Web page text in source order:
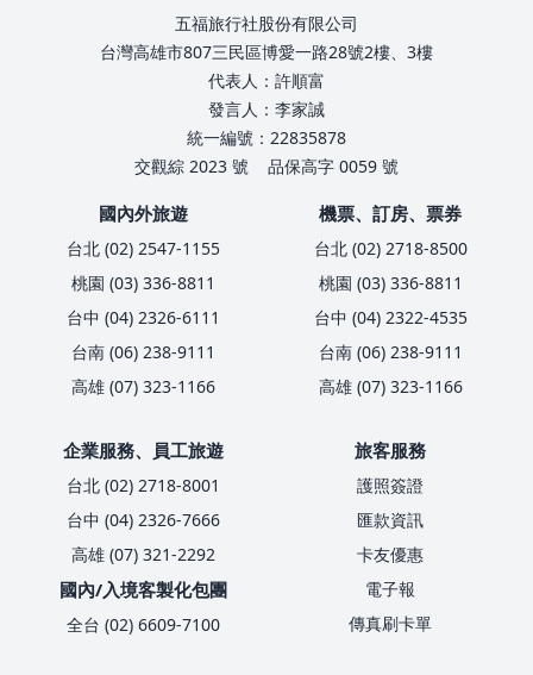
五福旅行社股份有限公司
台灣高雄市807三民區博愛一路28號2樓、3樓
代表人：許順富
發言人：李家誠
統一編號：22835878
交觀綜 2023 號
品保高字 0059 號
國內外旅遊
台北 (02) 2547-1155
桃園 (03) 336-8811
台中 (04) 2326-6111
台南 (06) 238-9111
高雄 (07) 323-1166
機票、訂房、票券
台北 (02) 2718-8500
桃園 (03) 336-8811
台中 (04) 2322-4535
台南 (06) 238-9111
高雄 (07) 323-1166
企業服務、員工旅遊
台北 (02) 2718-8001
台中 (04) 2326-7666
高雄 (07) 321-2292
國內/入境客製化包團
全台 (02) 6609-7100
旅客服務
護照簽證
匯款資訊
卡友優惠
電子報
傳真刷卡單